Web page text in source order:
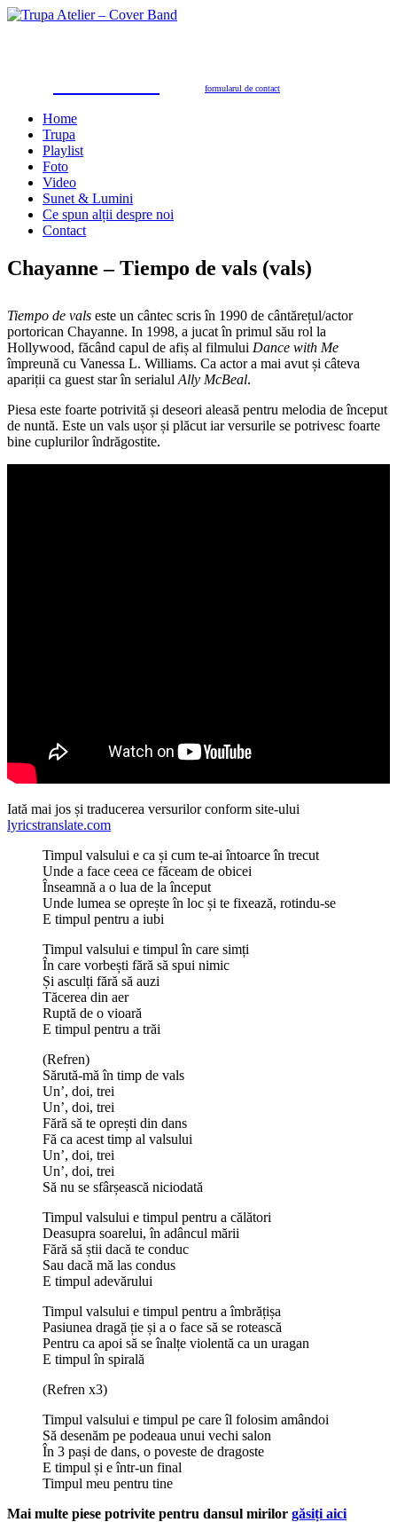
formularul de contact
Home
Trupa
Playlist
Foto
Video
Sunet & Lumini
Ce spun alții despre noi
Contact
Chayanne – Tiempo de vals (vals)
Tiempo de vals este un cântec scris în 1990 de cântărețul/actor
portorican Chayanne. In 1998, a jucat în primul său rol la
Hollywood, făcând capul de afiș al filmului Dance with Me
împreună cu Vanessa L. Williams. Ca actor a mai avut și câteva
apariții ca guest star în serialul Ally McBeal.
Piesa este foarte potrivită și deseori aleasă pentru melodia de început
de nuntă. Este un vals ușor și plăcut iar versurile se potrivesc foarte
bine cuplurilor îndrăgostite.
Iată mai jos și traducerea versurilor conform site-ului
lyricstranslate.com
Timpul valsului e ca și cum te-ai întoarce în trecut
Unde a face ceea ce făceam de obicei
Înseamnă a o lua de la început
Unde lumea se oprește în loc și te fixează, rotindu-se
E timpul pentru a iubi
Timpul valsului e timpul în care simți
În care vorbești fără să spui nimic
Și asculți fără să auzi
Tăcerea din aer
Ruptă de o vioară
E timpul pentru a trăi
(Refren)
Sărută-mă în timp de vals
Un’, doi, trei
Un’, doi, trei
Fără să te oprești din dans
Fă ca acest timp al valsului
Un’, doi, trei
Un’, doi, trei
Să nu se sfârșească niciodată
Timpul valsului e timpul pentru a călători
Deasupra soarelui, în adâncul mării
Fără să știi dacă te conduc
Sau dacă mă las condus
E timpul adevărului
Timpul valsului e timpul pentru a îmbrățișa
Pasiunea dragă ție și a o face să se rotească
Pentru ca apoi să se înalțe violentă ca un uragan
E timpul în spirală
(Refren x3)
Timpul valsului e timpul pe care îl folosim amândoi
Să desenăm pe podeaua unui vechi salon
În 3 pași de dans, o poveste de dragoste
E timpul și e într-un final
Timpul meu pentru tine
Mai multe piese potrivite pentru dansul mirilor găsiți aici